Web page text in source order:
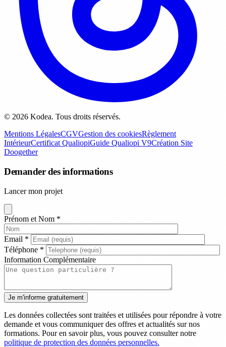
© 2026 Kodea. Tous droits réservés.
Mentions LégalesCGVGestion des cookiesRèglement
IntérieurCertificat QualiopiGuide Qualiopi V9Création Site
Doogether
Demander des informations
Lancer mon projet
Prénom et Nom *
Email *
Téléphone *
Information Complémentaire
Les données collectées sont traitées et utilisées pour répondre à votre
demande et vous communiquer des offres et actualités sur nos
formations. Pour en savoir plus, vous pouvez consulter notre
politique de protection des données personnelles.